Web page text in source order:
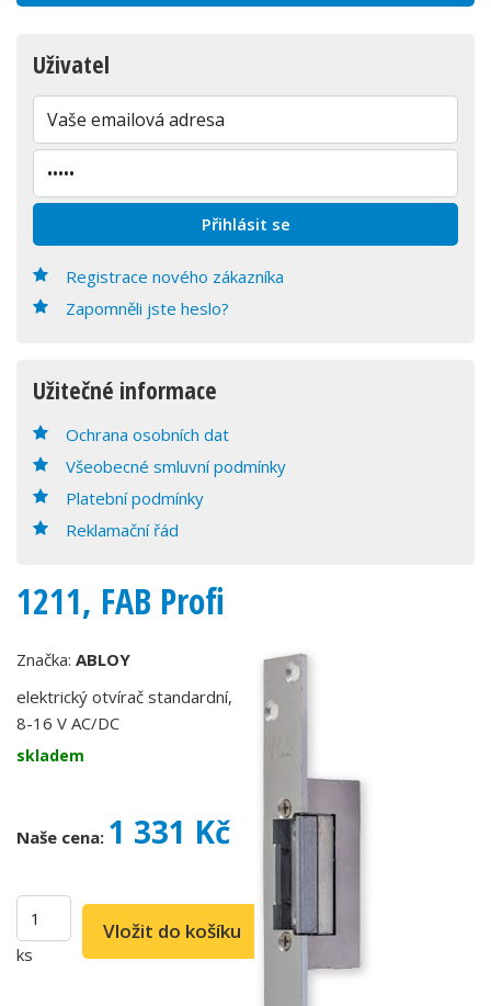
Uživatel
Registrace nového zákazníka
Zapomněli jste heslo?
Užitečné informace
Ochrana osobních dat
Všeobecné smluvní podmínky
Platební podmínky
Reklamační řád
1211, FAB Profi
Značka: ABLOY
elektrický otvírač standardní,
8-16 V AC/DC
skladem
Naše cena: 1 331 Kč
ks